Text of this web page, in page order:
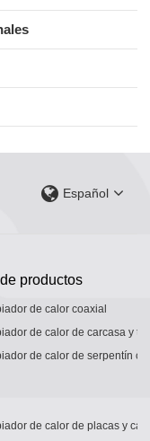
Español
productos
de calor coaxial
de calor de carcasa y
de calor de serpentín
de calor de placas y